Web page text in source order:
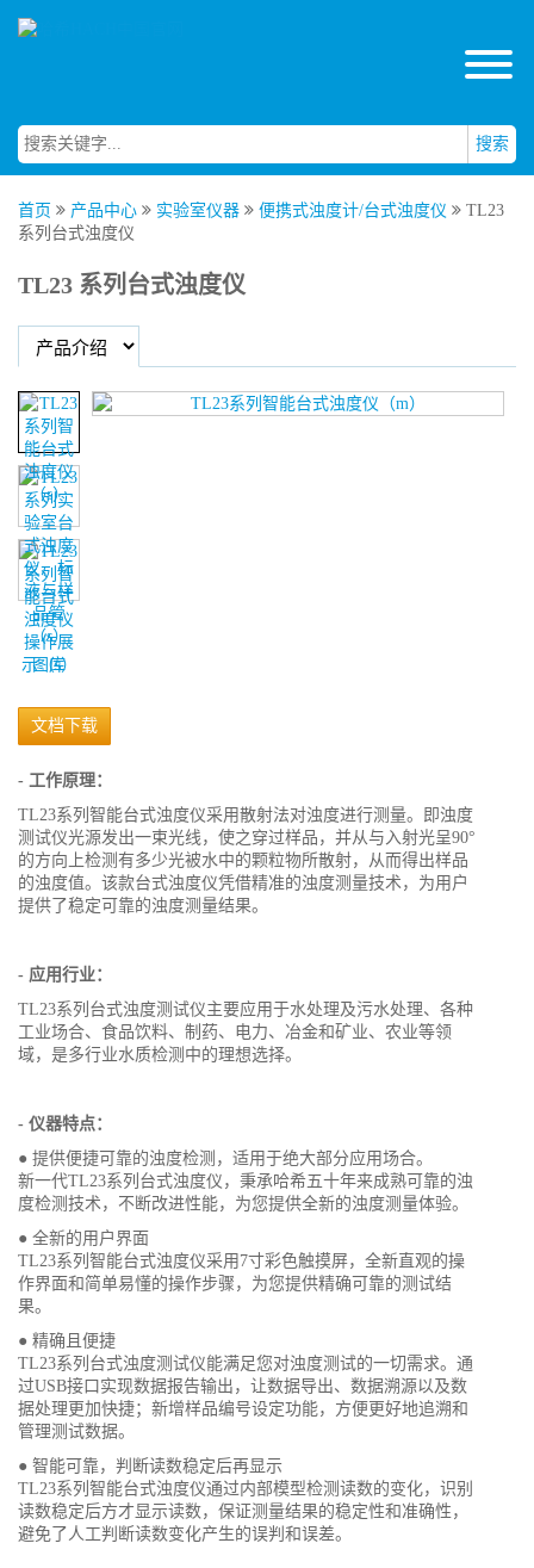
搜索
首页 产品中心 实验室仪器 便携式浊度计/台式浊度仪
TL23
系列台式浊度仪
TL23 系列台式浊度仪
图库
文档下载
- 工作原理：
TL23系列智能台式浊度仪采用散射法对浊度进行测量。即浊度
测试仪光源发出一束光线，使之穿过样品，并从与入射光呈90°
的方向上检测有多少光被水中的颗粒物所散射，从而得出样品
的浊度值。该款台式浊度仪凭借精准的浊度测量技术，为用户
提供了稳定可靠的浊度测量结果。
- 应用行业：
TL23系列台式浊度测试仪主要应用于水处理及污水处理、各种
工业场合、食品饮料、制药、电力、冶金和矿业、农业等领
域，是多行业水质检测中的理想选择。
- 仪器特点：
● 提供便捷可靠的浊度检测，适用于绝大部分应用场合。
新一代TL23系列台式浊度仪，秉承哈希五十年来成熟可靠的浊
度检测技术，不断改进性能，为您提供全新的浊度测量体验。
● 全新的用户界面
TL23系列智能台式浊度仪采用7寸彩色触摸屏，全新直观的操
作界面和简单易懂的操作步骤，为您提供精确可靠的测试结
果。
● 精确且便捷
TL23系列台式浊度测试仪能满足您对浊度测试的一切需求。通
过USB接口实现数据报告输出，让数据导出、数据溯源以及数
据处理更加快捷；新增样品编号设定功能，方便更好地追溯和
管理测试数据。
● 智能可靠，判断读数稳定后再显示
TL23系列智能台式浊度仪通过内部模型检测读数的变化，识别
读数稳定后方才显示读数，保证测量结果的稳定性和准确性，
避免了人工判断读数变化产生的误判和误差。